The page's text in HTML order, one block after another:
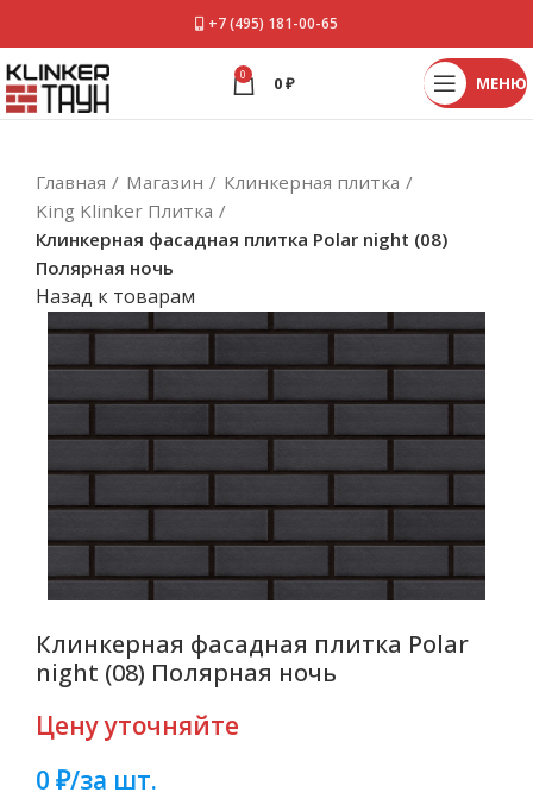
+7 (495) 181-00-65
0 0₽ МЕНЮ
Главная Магазин
Клинкерная плитка
King Klinker Плитка
Клинкерная фасадная плитка Polar night (08)
Полярная ночь
Назад к товарам
Клинкерная фасадная плитка Polar
night (08) Полярная ночь
Цену уточняйте
0 ₽/за шт.